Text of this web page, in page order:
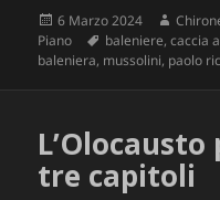
Scritto
il
6 Marzo 2024 Autore
Piano
Tag
baleniere,caccia
baleniera, mussolini, paolo
tre capitoli